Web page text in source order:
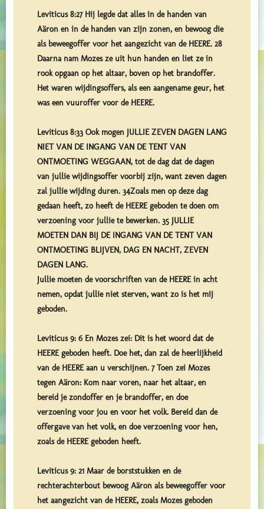
Leviticus 8:27 Hij legde dat alles in de handen van
Aäron en in de handen van zijn zonen, en bewoog die
als beweegoffer voor het aangezicht van de HEERE. 28
Daarna nam Mozes ze uit hun handen en liet ze in
rook opgaan op het altaar, boven op het brandoffer.
Het waren wijdingsoffers, als een aangename geur, het
was een vuuroffer voor de HEERE.
Leviticus 8:33 Ook mogen JULLIE ZEVEN DAGEN LANG
NIET VAN DE INGANG VAN DE TENT VAN
ONTMOETING WEGGAAN, tot de dag dat de dagen
van jullie wijdingsoffer voorbij zijn, want zeven dagen
zal jullie wijding duren. 34Zoals men op deze dag
gedaan heeft, zo heeft de HEERE geboden te doen om
verzoening voor jullie te bewerken. 35 JULLIE
MOETEN DAN BIJ DE INGANG VAN DE TENT VAN
ONTMOETING BLIJVEN, DAG EN NACHT, ZEVEN
DAGEN LANG.
Jullie moeten de voorschriften van de HEERE in acht
nemen, opdat jullie niet sterven, want zo is het mij
geboden.
Leviticus 9: 6 En Mozes zei: Dit is het woord dat de
HEERE geboden heeft. Doe het, dan zal de heerlijkheid
van de HEERE aan u verschijnen. 7 Toen zei Mozes
tegen Aäron: Kom naar voren, naar het altaar, en
bereid je zondoffer en je brandoffer, en doe
verzoening voor jou en voor het volk. Bereid dan de
offergave van het volk, en doe verzoening voor hen,
zoals de HEERE geboden heeft.
Leviticus 9: 21 Maar de borststukken en de
rechterachterbout bewoog Aäron als beweegoffer voor
het aangezicht van de HEERE, zoals Mozes geboden